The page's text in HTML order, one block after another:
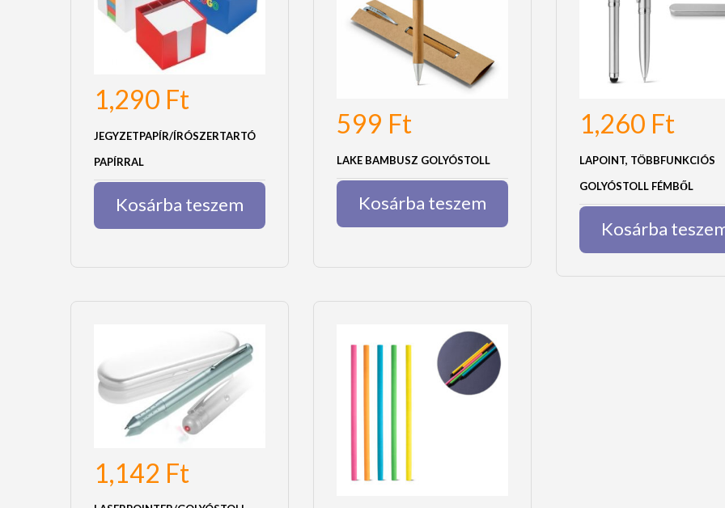
1,290 Ft
JEGYZETPAPÍR/ÍRÓSZERTARTÓ
PAPÍRRAL
Kosárba teszem
599 Ft
LAKE BAMBUSZ GOLYÓSTOLL
Kosárba teszem
1,260 Ft
LAPOINT, TÖBBFUNKCIÓS
GOLYÓSTOLL FÉMBŐL
Kosárba
1,142 Ft